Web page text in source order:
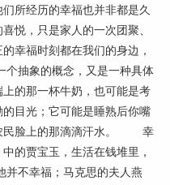
所经历的幸福也并非都是久
悦，只是家人的一次团聚、
幸福时刻都在我们的身边，
抽象的概念，又是一种具体
的那一杯牛奶，也可能是考
目光；它可能是睡熟后你嘴
民脸上的那滴滴汗水。 幸
的贾宝玉，生活在钱堆里，
不幸福；马克思的夫人燕